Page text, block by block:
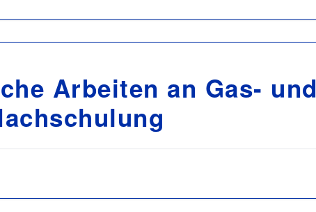
Arbeiten an Gas- und